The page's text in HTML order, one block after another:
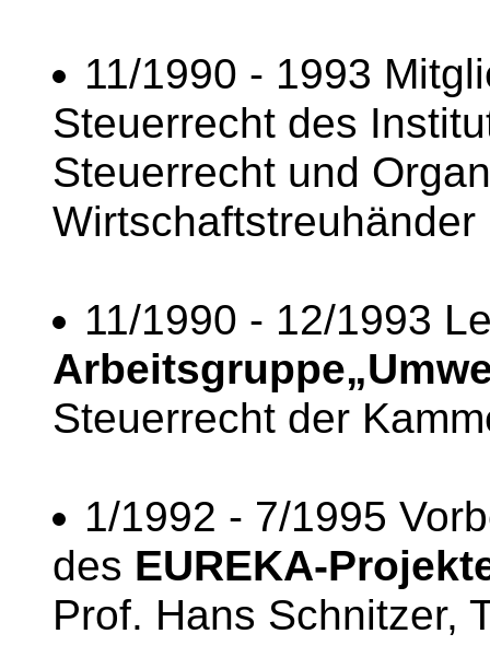
11/1990 - 1993
Steuerrecht des
Steuerrecht und
Wirtschaftstreuhänder
11/1990 - 12/1993
Steuerrecht der
1/1992 - 7/1995
des EUREKA-
Prof. Hans Schnitzer,